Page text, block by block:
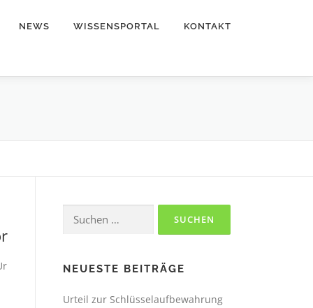
NEWS WISSENSPORTAL KONTAKT
Suchen
nach:
NEUESTE BEITRÄGE
Urteil zur Schlüsselaufbewahrung